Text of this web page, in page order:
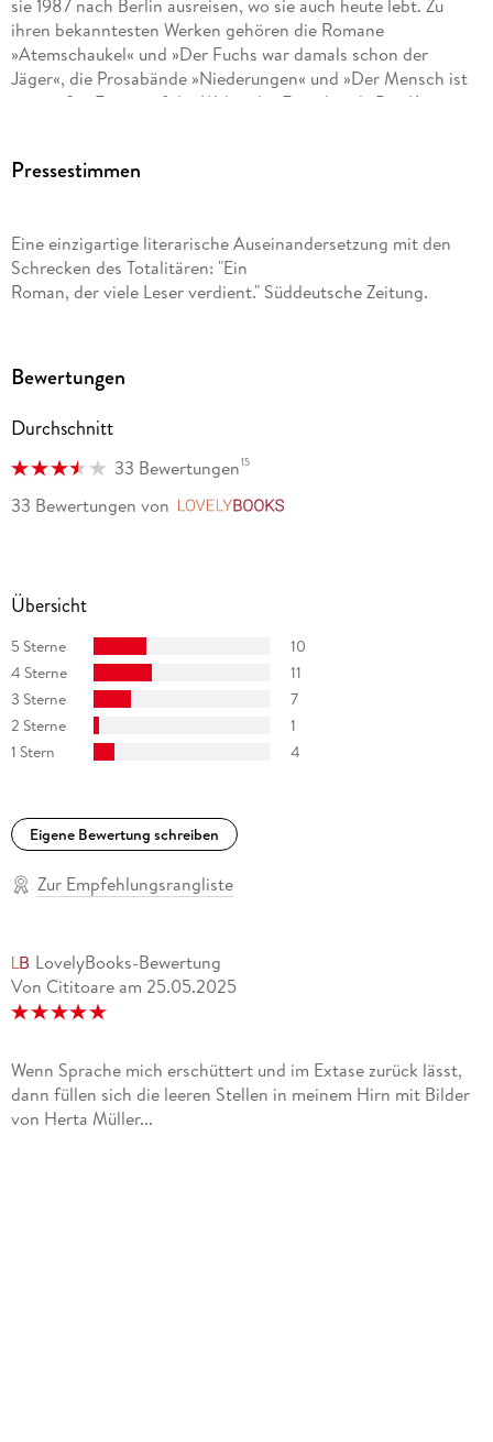
sie 1987 nach Berlin ausreisen, wo sie auch heute lebt. Zu
ihren bekanntesten Werken gehören die Romane
»Atemschaukel« und »Der Fuchs war damals schon der
Jäger«, die Prosabände »Niederungen« und »Der Mensch ist
ein großer Fasan auf der Welt«, der Essayband »Der König
Mokkatassen«, »Vater telefoniert mit den Fliegen« und »Im
ausgezeichnet, dem weltweit höchstdotierten Literaturpreis
für ein einzelnes Werk. Nach zahlreichen weiteren Ehrungen
erhielt sie 2009 den Nobelpreis für Literatur.
Pressestimmen
Eine einzigartige literarische Auseinandersetzung mit den
Schrecken des Totalitären: "Ein
Roman, der viele Leser verdient." Süddeutsche Zeitung.
Bewertungen
Durchschnitt
33 Bewertungen15
33 Bewertungen von
Übersicht
5 Sterne
10
4 Sterne
11
3 Sterne
7
2 Sterne
1
1 Stern
4
Eigene Bewertung schreiben
Zur Empfehlungsrangliste
LovelyBooks-Bewertung
Von Cititoare am 25.05.2025
Wenn Sprache mich erschüttert und im Extase zurück lässt,
dann füllen sich die leeren Stellen in meinem Hirn mit Bilder
von Herta Müller...